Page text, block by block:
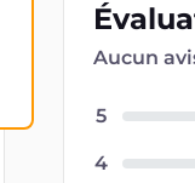
Aucun
5
4